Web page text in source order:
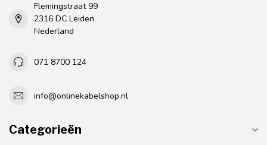
Flemingstraat 99
2316 DC Leiden
Nederland
071 8700 124
info@onlinekabelshop.nl
Categorieën